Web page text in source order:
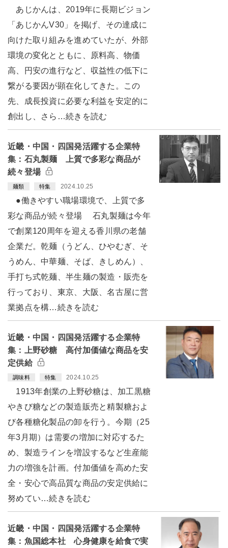
あじかんは、2019年に長期ビジョン
「あじかんV30」を掲げ、その達成に
向けた取り組みを進めていたが、外部
環境の変化とともに、原料高、物価
高、円安の進行など、収益性の低下に
繋がる要因が顕在化してきた。この
先、成長投資に必要な利益を安定的に
創出し、さら…続きを読む
近畿・中国・四国発活躍する企業特
集：石丸製麺 上質で多彩な商品が
続々登場
麺類 特集 2024.10.25
●働きやすい職場環境で、上質で多
彩な商品が続々登場 石丸製麺は今年
で創業120周年を迎える香川県の老舗
企業だ。乾麺（うどん、ひやむぎ、そ
うめん、中華麺、そば、きしめん）、
手打ち式乾麺、半生麺の製造・販売を
行っており、東京、大阪、名古屋に営
業拠点を構…続きを読む
近畿・中国・四国発活躍する企業特
集：上野砂糖 高付加価値な商品を安
定供給
調味料 特集 2024.10.25
1913年創業の上野砂糖は、加工黒糖
やきび糖などの製造販売と精製糖およ
び各種糖化製品の卸を行う。今期（25
年3月期）は需要の増加に対応するた
め、製造ラインを増設するなど生産能
力の増強を計画。付加価値を高めた安
全・安心で高品質な商品の安定供給に
努めてい…続きを読む
近畿・中国・四国発活躍する企業特
集：魚国総本社 心身健康を給食で実